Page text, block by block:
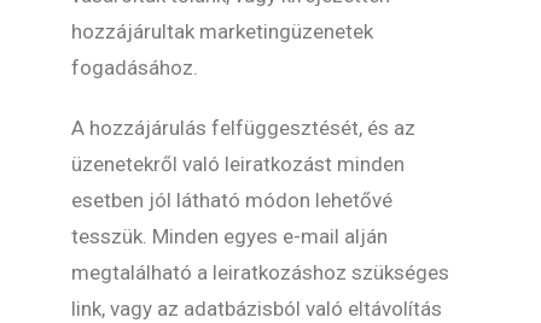
hozzájárultak marketingüzenetek
fogadásához.
A hozzájárulás felfüggesztését, és az
üzenetekről való leiratkozást minden
esetben jól látható módon lehetővé
tesszük. Minden egyes e-mail alján
megtalálható a leiratkozáshoz szükséges
link, vagy az adatbázisból való eltávolítás